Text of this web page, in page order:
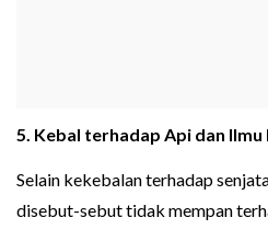
5. Kebal terhadap Api dan Ilmu
Selain kekebalan terhadap
disebut-sebut tidak mempan